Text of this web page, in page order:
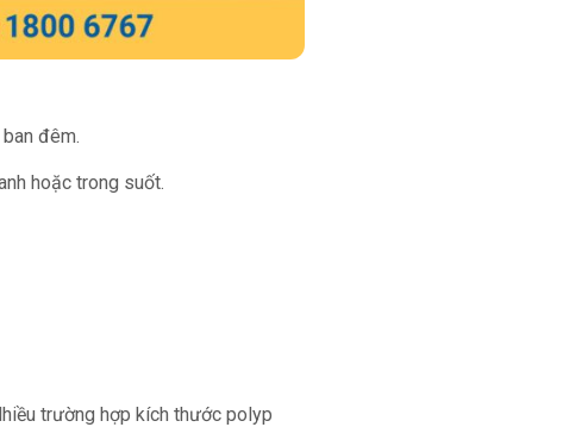
đêm.
hoặc trong suốt.
trường hợp kích thước polyp